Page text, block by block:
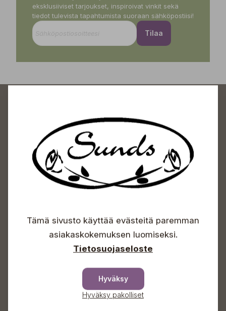
eksklusiiviset tarjoukset, inspiroivat vinkit sekä
tiedot tulevista tapahtumista suoraan sähköpostiisi!
Tilaa
Sundin Puutarhakeskus
Avoinna
Sunnuntaisin Itsepalvelu
Info & vaihde
+358 50 388 9592
Tämä sivusto käyttää evästeitä paremman
asiakaskokemuksen luomiseksi.
Tietosuojaseloste
Hyväksy
Hyväksy pakolliset